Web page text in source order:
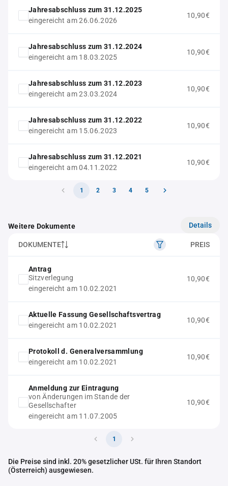
Jahresabschluss zum 31.12.2025
eingereicht am 26.06.2026
10,90€
Jahresabschluss zum 31.12.2024
eingereicht am 18.03.2025
10,90€
Jahresabschluss zum 31.12.2023
eingereicht am 23.03.2024
10,90€
Jahresabschluss zum 31.12.2022
eingereicht am 15.06.2023
10,90€
Jahresabschluss zum 31.12.2021
eingereicht am 04.11.2022
10,90€
1 2 3 4 5
Weitere Dokumente Details
DOKUMENTE PREIS
Antrag
Sitzverlegung
eingereicht am 10.02.2021
10,90€
Aktuelle Fassung Gesellschaftsvertrag
eingereicht am 10.02.2021
10,90€
Protokoll d. Generalversammlung
eingereicht am 10.02.2021
10,90€
Anmeldung zur Eintragung
von Änderungen im Stande der
Gesellschafter
eingereicht am 11.07.2005
10,90€
1
Die Preise sind inkl. 20% gesetzlicher USt. für Ihren Standort
(Österreich) ausgewiesen.